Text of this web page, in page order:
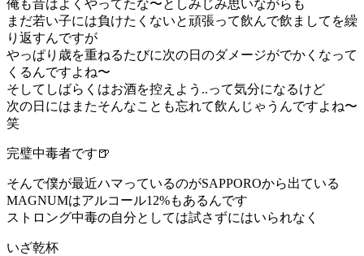
俺も昔はよくやってたな〜としみじみ思いながらも
まだ若い子には負けたくないと頑張って飲んで飲ましてを繰
り返すんですが
やっぱり歳を重ねるたびに次の日のダメージがでかくなって
くるんですよね〜
そしてしばらくはお酒を控えよう..って気分になるけど
次の日にはまたそんなことも忘れて飲んじゃうんですよね〜
笑
完璧中毒者です🍺
そんで僕が最近ハマっているのがSAPPOROから出ている
MAGNUMはアルコール12%もあるんです
ストロング中毒の自分としては試さずにはいられなく
いざ乾杯